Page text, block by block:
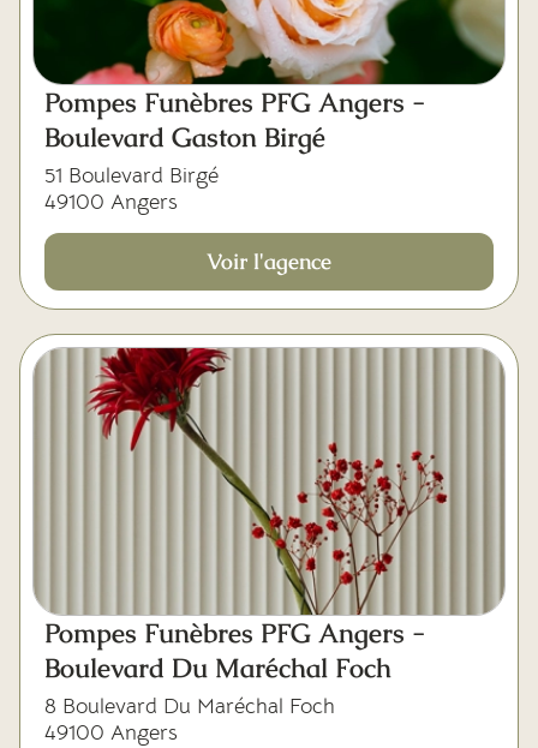
Pompes Funèbres PFG Angers -
Boulevard Gaston Birgé
51 Boulevard Birgé
49100 Angers
Voir l'agence
Pompes Funèbres PFG Angers -
Boulevard Du Maréchal Foch
8 Boulevard Du Maréchal Foch
49100 Angers